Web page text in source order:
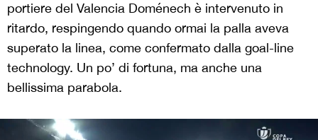
portiere del Valencia Doménech è intervenuto in
ritardo, respingendo quando ormai la palla aveva
superato la linea, come confermato dalla goal-line
technology. Un po’ di fortuna, ma anche una
bellissima parabola.